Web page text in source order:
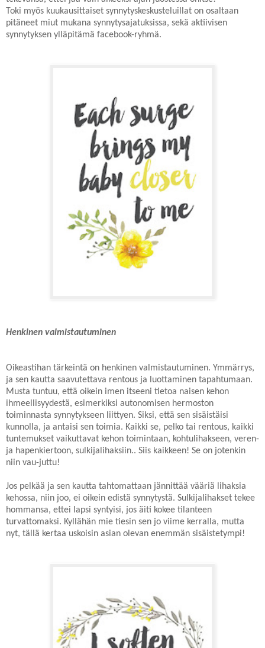
Toki myös kuukausittaiset synnytyskeskusteluillat on osaltaan
pitäneet miut mukana synnytysajatuksissa, sekä aktiivisen
synnytyksen ylläpitämä facebook-ryhmä.
Henkinen valmistautuminen
Oikeastihan tärkeintä on henkinen valmistautuminen. Ymmärrys,
ja sen kautta saavutettava rentous ja luottaminen tapahtumaan.
Musta tuntuu, että oikein imen itseeni tietoa naisen kehon
ihmeellisyydestä, esimerkiksi autonomisen hermoston
toiminnasta synnytykseen liittyen. Siksi, että sen sisäistäisi
kunnolla, ja antaisi sen toimia. Kaikki se, pelko tai rentous, kaikki
tuntemukset vaikuttavat kehon toimintaan, kohtulihakseen, veren-
ja hapenkiertoon, sulkijalihaksiin.. Siis kaikkeen! Se on jotenkin
niin vau-juttu!
Jos pelkää ja sen kautta tahtomattaan jännittää vääriä lihaksia
kehossa, niin joo, ei oikein edistä synnytystä. Sulkijalihakset tekee
hommansa, ettei lapsi syntyisi, jos äiti kokee tilanteen
turvattomaksi. Kyllähän mie tiesin sen jo viime kerralla, mutta
nyt, tällä kertaa uskoisin asian olevan enemmän sisäistetympi!